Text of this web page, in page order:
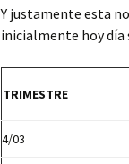
Y justamente esta
inicialmente hoy día
TRIMESTRE
4/03